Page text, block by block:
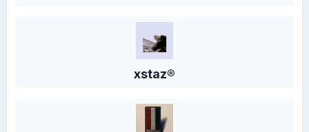
xstaz®